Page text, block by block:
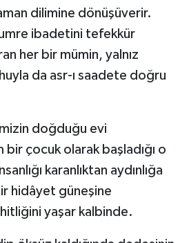
dilimine dönüşüverir.
ibadetini tefekkür
her bir mümin, yalnız
da asr-ı saadete doğru
doğduğu evi
çocuk olarak başladığı o
karanlıktan aydınlığa
hidâyet güneşine
yaşar kalbinde.